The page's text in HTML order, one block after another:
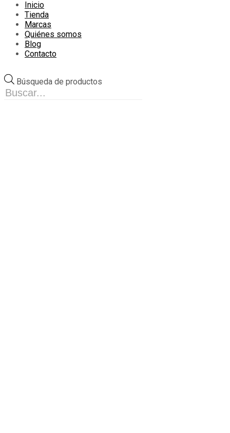
Inicio
Tienda
Marcas
Quiénes somos
Blog
Contacto
Búsqueda de productos